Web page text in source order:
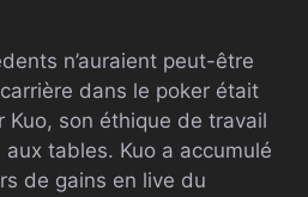
n’auraient peut-être
dans le poker était
Kuo, son éthique de travail
tables. Kuo a accumulé
de gains en live du